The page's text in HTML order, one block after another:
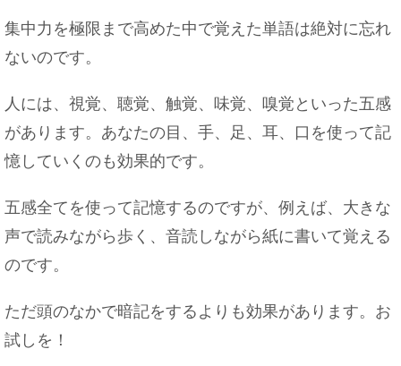
集中力を極限まで高めた中で覚えた単語は絶対に忘れ
ないのです。
人には、視覚、聴覚、触覚、味覚、嗅覚といった五感
があります。あなたの目、手、足、耳、口を使って記
憶していくのも効果的です。
五感全てを使って記憶するのですが、例えば、大きな
声で読みながら歩く、音読しながら紙に書いて覚える
のです。
ただ頭のなかで暗記をするよりも効果があります。お
試しを！